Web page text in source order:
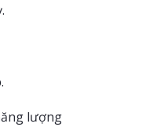
lượng